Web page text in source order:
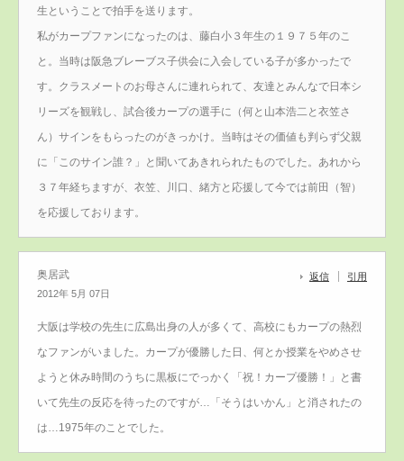
生ということで拍手を送ります。
私がカープファンになったのは、藤白小３年生の１９７５年のこ
と。当時は阪急ブレーブス子供会に入会している子が多かったで
す。クラスメートのお母さんに連れられて、友達とみんなで日本シ
リーズを観戦し、試合後カープの選手に（何と山本浩二と衣笠さ
ん）サインをもらったのがきっかけ。当時はその価値も判らず父親
に「このサイン誰？」と聞いてあきれられたものでした。あれから
３７年経ちますが、衣笠、川口、緒方と応援して今では前田（智）
を応援しております。
奥居武
2012年 5月 07日
返信 引用
大阪は学校の先生に広島出身の人が多くて、高校にもカープの熱烈
なファンがいました。カープが優勝した日、何とか授業をやめさせ
ようと休み時間のうちに黒板にでっかく「祝！カープ優勝！」と書
いて先生の反応を待ったのですが…「そうはいかん」と消されたの
は…1975年のことでした。